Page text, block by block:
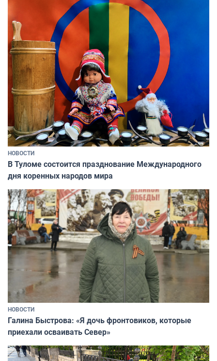
НОВОСТИ
В Туломе состоится празднование Международного
дня коренных народов мира
НОВОСТИ
Галина Быстрова: «Я дочь фронтовиков, которые
приехали осваивать Север»